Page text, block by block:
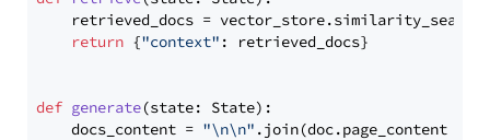
retrieved_docs =
return {"context" : retrieved_docs}
def generate(state: State):
    docs_content =
"\n\n" .join(doc.page_content